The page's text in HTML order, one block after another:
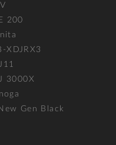
200
XDJRX3
3000X
Gen Black